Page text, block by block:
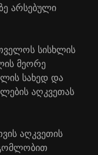
არსებული
სისხლის
მეორე
სახედ და
აღკვეთას
აღკვეთის